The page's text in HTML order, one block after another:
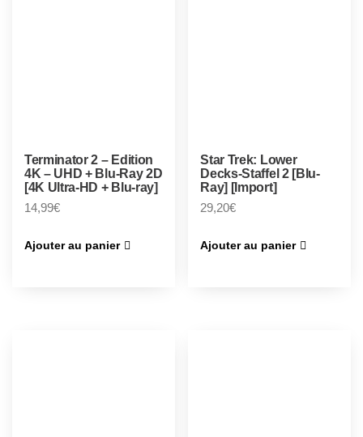
Terminator 2 – Edition
4K – UHD + Blu-Ray 2D
[4K Ultra-HD + Blu-ray]
14,99€
Ajouter au panier
Star Trek: Lower
Decks-Staffel 2 [Blu-
Ray] [Import]
29,20€
Ajouter au panier